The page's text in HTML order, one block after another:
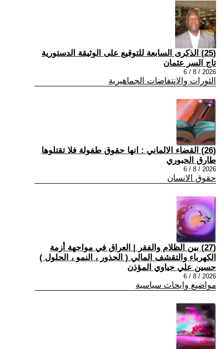
(25) الذكرى السابعة للتوقيع على الوثيقة الدستورية
تاج السر عثمان
2026 / 8 / 6
الثورات والانتفاضات الجماهيرية
(26) القضاء الالماني : انها حقوق طفولة فلا تقتلوها
طارق الحبوري
2026 / 8 / 6
حقوق الانسان
(27) بين الظلام والفقر | العراق في مواجهة أزمة
الكهرباء والتقشف المالي ( الجذور ، النمو ، الحلول )
حسين علي حياوي المؤذن
2026 / 8 / 6
مواضيع وابحاث سياسية